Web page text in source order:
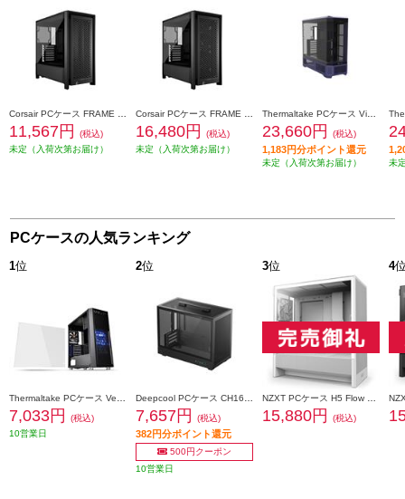
Corsair PCケース FRAME 4000D Performance Mid-Tower Black CC-9011290-WW
11,567円
(税込)
未定（入荷次第お届け）
Corsair PCケース FRAME 4000D RS Mid-Tower Black CC-9011312-WW
16,480円
(税込)
未定（入荷次第お届け）
Thermaltake PCケース View 600 TG Future Dusk CA-11H-00FNWN-00
23,660円 (税込)
1,183円分ポイント還元
未定（入荷次第お届け） 未
PCケースの人気ランキング
1位
Thermaltake PCケース Versa H26 Black /w casefan CA-1J5-00M1WN-01
7,033円
(税込)
10営業日
2位
Deepcool PCケース CH160 PLUS R-CH160-BKNGM0-G
7,657円 (税込)
382円分ポイント還元
500円クーポン
10営業日
3位
NZXT PCケース H5 Flow v2 White CC-H52FW-01
15,880円 (税込)
4